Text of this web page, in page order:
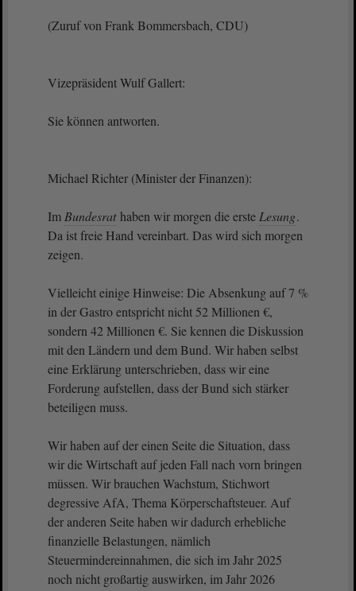
(Zuruf von Frank Bommersbach, CDU)
Vizepräsident Wulf Gallert:
Sie können antworten.
Michael Richter (Minister der Finanzen):
Im Bundesrat haben wir morgen die erste Lesung.
Da ist freie Hand vereinbart. Das wird sich morgen
zeigen.
Vielleicht einige Hinweise: Die Absenkung auf 7 %
in der Gastro entspricht nicht 52 Millionen €,
sondern 42 Millionen €. Sie kennen die Diskussion
mit den Ländern und dem Bund. Wir haben selbst
eine Erklärung unterschrieben, dass wir eine
Forderung aufstellen, dass der Bund sich stärker
beteiligen muss.
Wir haben auf der einen Seite die Situation, dass
wir die Wirtschaft auf jeden Fall nach vorn bringen
müssen. Wir brauchen Wachstum, Stichwort
degressive AfA, Thema Körperschaftsteuer. Auf
der anderen Seite haben wir dadurch erhebliche
finanzielle Belastungen, nämlich
Steuermindereinnahmen, die sich im Jahr 2025
noch nicht großartig auswirken, im Jahr 2026